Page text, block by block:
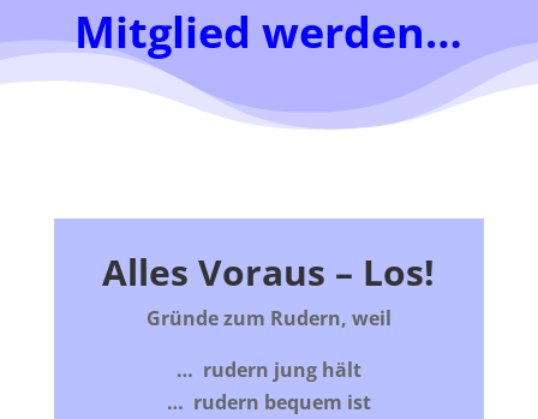
Mitglied werden…
Alles Voraus – Los!
Gründe zum Rudern, weil
… rudern jung hält
… rudern bequem ist